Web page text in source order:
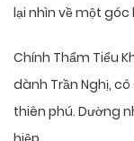
lại nhìn về một
Chính Thẩm Tiểu
dành Trần Nghị,
thiên phú. Dường